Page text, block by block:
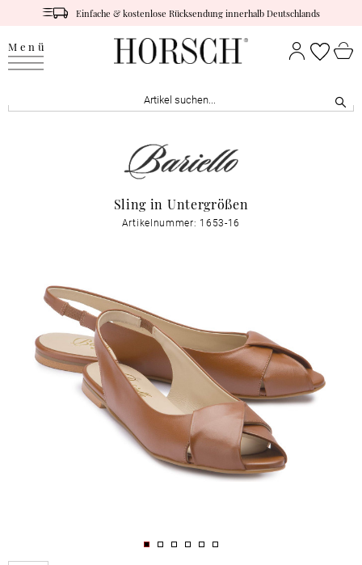
Einfache & kostenlose Rücksendung innerhalb Deutschlands
Menü
Sling in Untergrößen
Artikelnummer: 1653-16